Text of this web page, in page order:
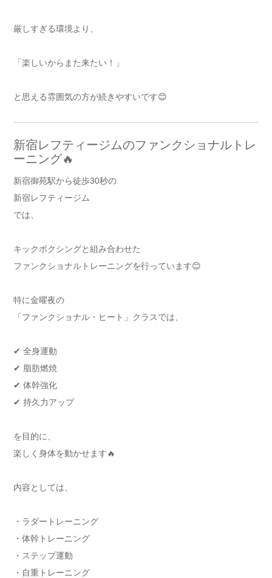
厳しすぎる環境より、
「楽しいからまた来たい！」
と思える雰囲気の方が続きやすいです😊
新宿レフティージムのファンクショナルトレ
ーニング🔥
新宿御苑駅から徒歩30秒の
新宿レフティージム
では、
キックボクシングと組み合わせた
ファンクショナルトレーニングを行っています😊
特に金曜夜の
「ファンクショナル・ヒート」クラスでは、
✔ 全身運動
✔ 脂肪燃焼
✔ 体幹強化
✔ 持久力アップ
を目的に、
楽しく身体を動かせます🔥
内容としては、
・ラダートレーニング
・体幹トレーニング
・ステップ運動
・自重トレーニング